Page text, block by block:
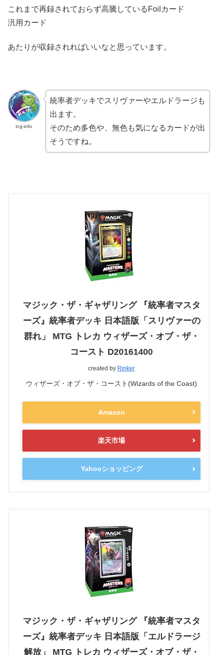
これまで再録されておらず高騰しているFoilカード
汎用カード
あたりが収録されればいいなと思っています。
tcg-info
統率者デッキでスリヴァーやエルドラージも
出ます。
そのため多色や、無色も気になるカードが出
そうですね。
マジック・ザ・ギャザリング 『統率者マスタ
ーズ』統率者デッキ 日本語版「スリヴァーの
群れ」 MTG トレカ ウィザーズ・オブ・ザ・
コースト D20161400
created by Rinker
ウィザーズ・オブ・ザ・コースト(Wizards of the Coast)
Amazon
楽天市場
Yahooショッピング
マジック・ザ・ギャザリング 『統率者マスタ
ーズ』統率者デッキ 日本語版「エルドラージ
解放」 MTG トレカ ウィザーズ・オブ・ザ・